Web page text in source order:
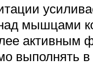
мышцами
активным
выполнять